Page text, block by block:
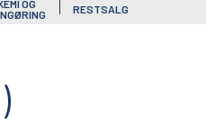
OG
RESTSALG